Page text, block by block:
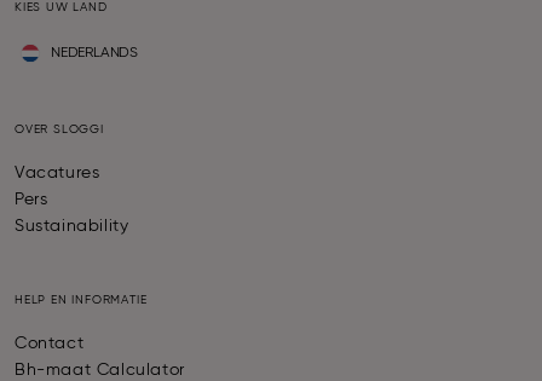
KIES UW LAND
NEDERLANDS
OVER SLOGGI
Vacatures
Pers
Sustainability
HELP EN INFORMATIE
Contact
Bh-maat Calculator